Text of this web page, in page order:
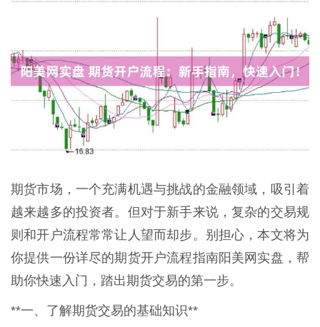
期货市场，一个充满机遇与挑战的金融领域，吸引着
越来越多的投资者。但对于新手来说，复杂的交易规
则和开户流程常常让人望而却步。别担心，本文将为
你提供一份详尽的期货开户流程指南阳美网实盘，帮
助你快速入门，踏出期货交易的第一步。
**一、了解期货交易的基础知识**